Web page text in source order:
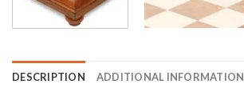
DESCRIPTION ADDITIONAL INFORMATION